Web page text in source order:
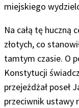
miejskiego
Na całą tę huczną
złotych, co
tamtym czasie. O
Konstytucji
przejeżdżał poseł
przeciwnik ustawy